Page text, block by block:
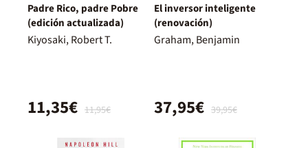
Padre Rico, padre Pobre
(edición actualizada)
Kiyosaki, Robert T.
11,95€
11,35€
El inversor inteligente
(renovación)
Graham, Benjamin
39,95€
37,95€